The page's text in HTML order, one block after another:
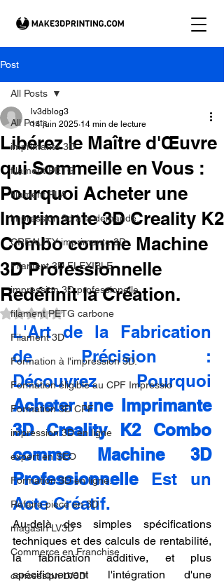
Post
All Posts
imprimante 3D
filament PETG
filament PLA
impression 3d à la demande.
CREALITY imprimante 3D
Filament 3D FLEXIBLE
impression 3D professionelle
filament PETG carbone
Filament 3D
Formation à l'impression 3D.
Formation éligible au CPF Impressio
Formation 3D CPF
impression 3D en ligne
expert en SEO
Formation 3D en ligne.
Refaire piece en 3D
magasin LV3D
Commerce en Franchise
concession LV3D
All Posts
Libérez le Maître d'Œuvre
qui Sommeille en Vous :
Pourquoi Acheter une
Imprimante 3D Creality K2
Combo comme Machine
3D Professionnelle
Redéfinit la Création.
lv3dblog3
14 juin 2025 14 min de lecture
Noté NaN étoiles sur 5.
L'Art de la Fabrication
de Précision :
Acheter une Imprimante
3D Creality K2 Combo
comme Machine 3D
Professionnelle Est un
Acte Créatif.
Au-delà des simples spécifications
techniques et des calculs de rentabilité,
la fabrication additive, et plus
spécifiquement l'intégration d'une